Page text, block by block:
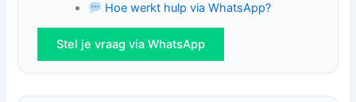
Hoe werkt hulp via WhatsApp?
Stel je vraag via WhatsApp